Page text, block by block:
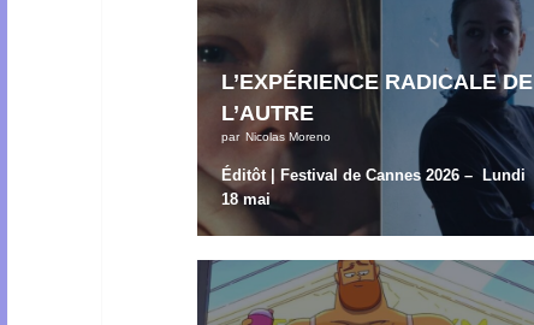
L’EXPÉRIENCE RADICALE DE
L’AUTRE
par Nicolas Moreno
Éditôt | Festival de Cannes 2026 – Lundi
18 mai